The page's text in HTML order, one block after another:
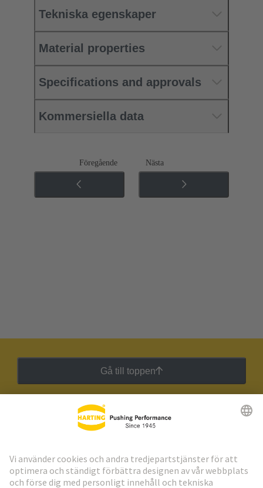
Tekniska egenskaper
Material properties
Specifications and approvals
Kommersiella data
Föregående Nästa
Gå till toppen
HARTING:s nyhetsbrev